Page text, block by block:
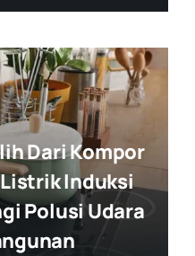
Dari Kompor
Listrik Induksi
Polusi Udara